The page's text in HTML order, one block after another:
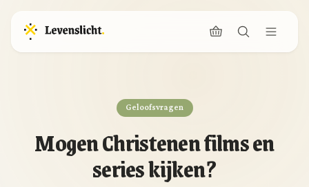
Geloofsvragen
Mogen Christenen films en
series kijken?